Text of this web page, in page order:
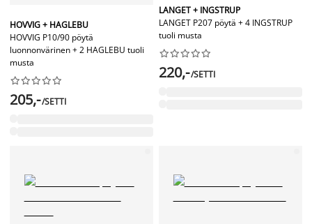
HOVVIG + HAGLEBU
HOVVIG P10/90 pöytä
luonnonvärinen + 2 HAGLEBU tuoli
musta






205,-/SETTI
LANGET + INGSTRUP
LANGET P207 pöytä + 4 INGSTRUP
tuoli musta






220,-/SETTI